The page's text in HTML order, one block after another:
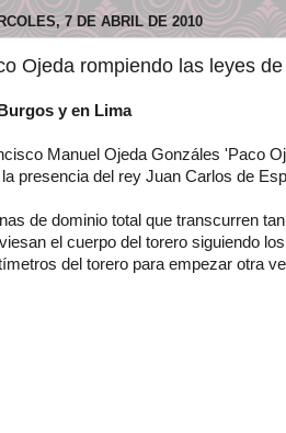
7 DE ABRIL DE 2010
Ojeda rompiendo las leyes
y en Lima
Manuel Ojeda Gonzáles 'Paco
presencia del rey Juan Carlos de
de dominio total que transcurren
el cuerpo del torero siguiendo
del torero para empezar otra
y enlace su origen.